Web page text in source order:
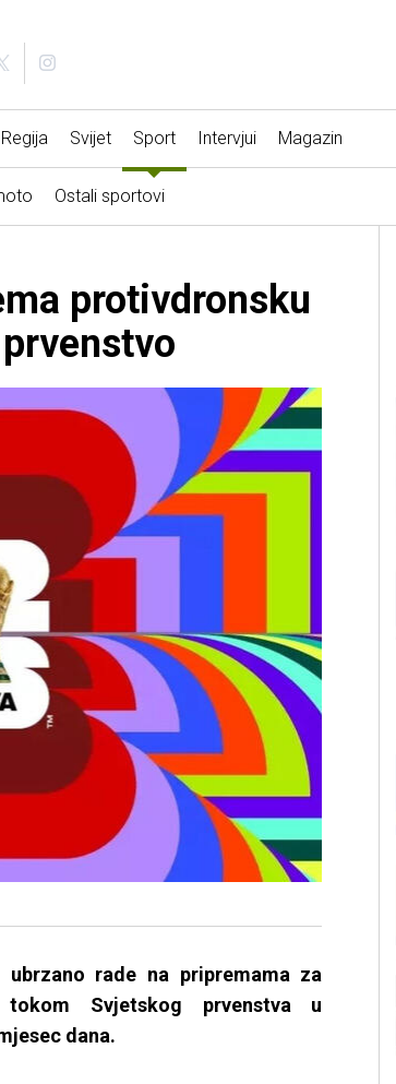
Regija Svijet Sport Intervjui Magazin
Ostali sportovi
protivdronsku
rade na pripremama za
tokom Svjetskog prvenstva u
dana.